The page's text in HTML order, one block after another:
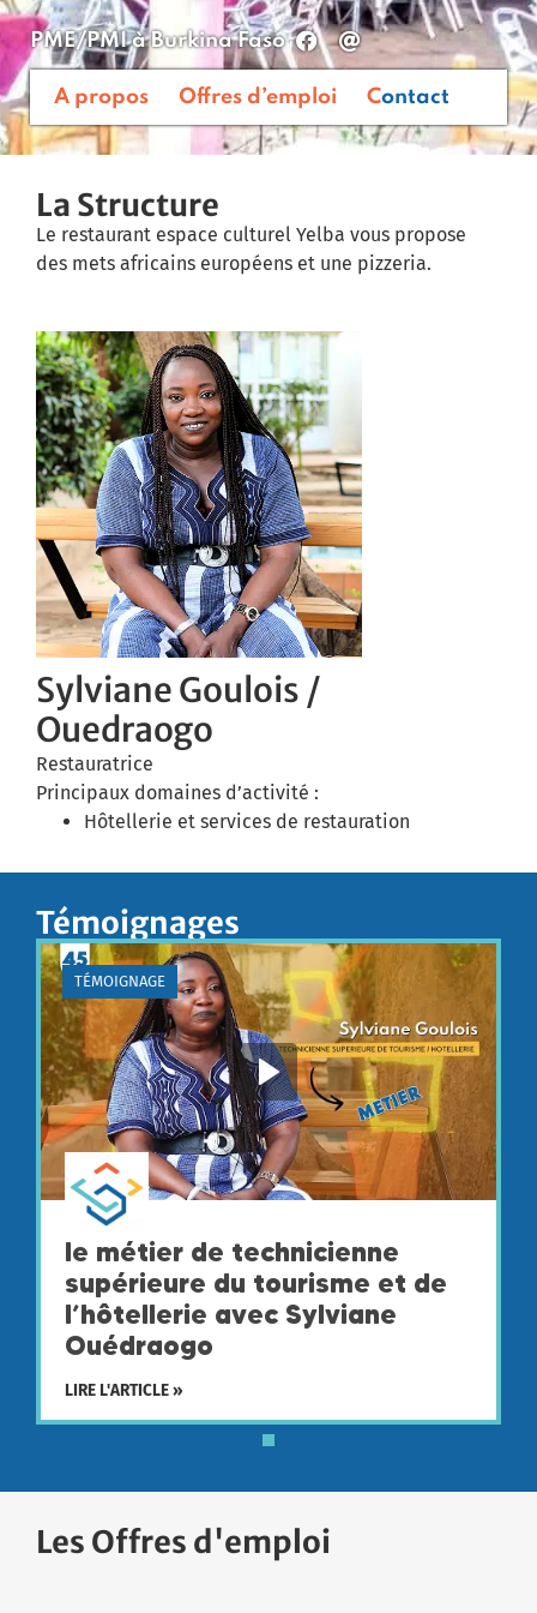
PME/PMI àBurkina Faso
A propos Offres d’emploi Contact
La Structure
Le restaurant espace culturel Yelba vous propose
des mets africains européens et une pizzeria.
Sylviane Goulois /
Ouedraogo
Restauratrice
Principaux domaines d’activité :
Hôtellerie et services de restauration
Témoignages
TÉMOIGNAGE
le métier de technicienne
supérieure du tourisme et de
l’hôtellerie avec Sylviane
Ouédraogo
LIRE L'ARTICLE »
Les Offres d'emploi